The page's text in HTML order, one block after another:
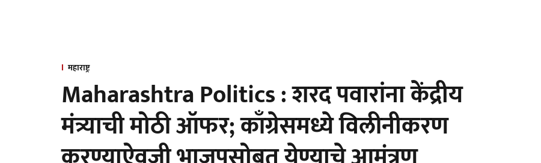
महाराष्ट्र
Maharashtra Politics : शरद पवारांना केंद्रीय
मंत्र्याची मोठी ऑफर; काँग्रेसमध्ये विलीनीकरण